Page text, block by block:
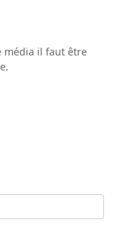
média il faut être